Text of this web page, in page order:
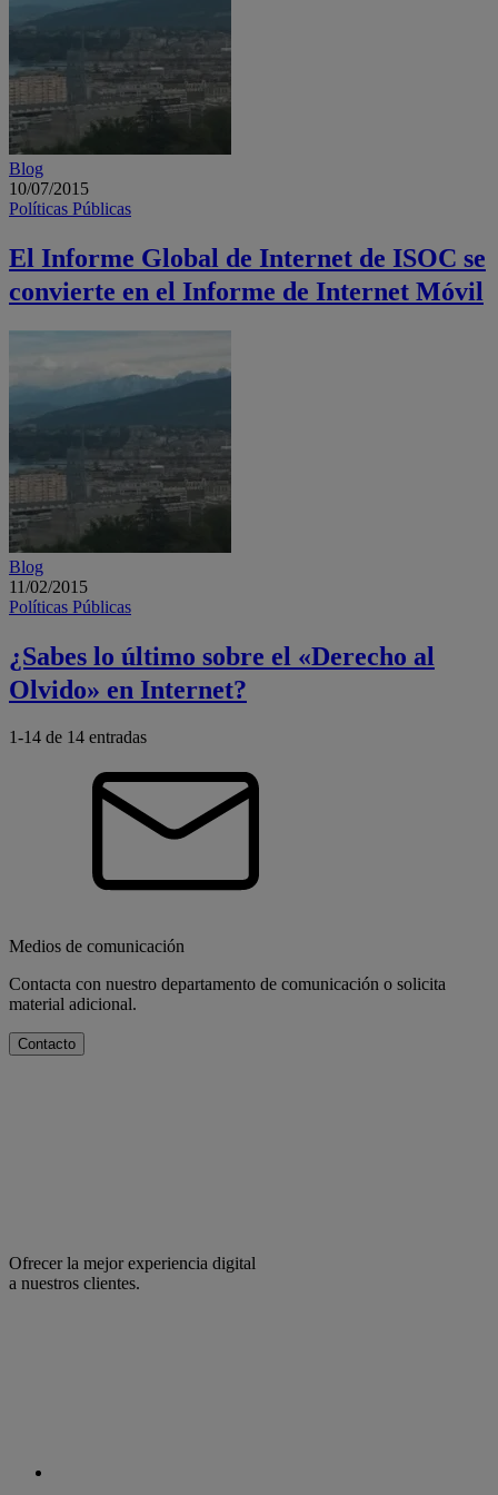
Blog
10/07/2015
Políticas Públicas
El Informe Global de Internet de ISOC se
convierte en el Informe de Internet Móvil
Blog
11/02/2015
Políticas Públicas
¿Sabes lo último sobre el «Derecho al
Olvido» en Internet?
1-14 de 14 entradas
Medios de comunicación
Contacta con nuestro departamento de comunicación o solicita
material adicional.
Contacto
Ofrecer la mejor experiencia digital
a nuestros clientes.